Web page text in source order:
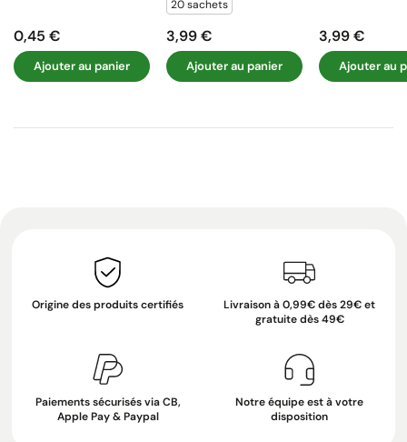
Prix
0,45 €
Ajouter au panier
20 sachets
Prix
3,99 €
Ajouter au panier
Prix
3,99 €
Ajouter au
Origine des produits certifiés
Livraison à 0,99€ dès 29€ et
gratuite dès 49€
Paiements sécurisés via CB,
Apple Pay & Paypal
Notre équipe est à votre
disposition